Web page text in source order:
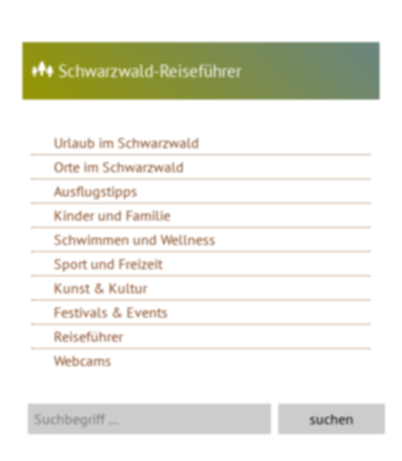
Schwarzwald-Reiseführer
Urlaub im Schwarzwald
Orte im Schwarzwald
Ausflugstipps
Kinder und Familie
Schwimmen und Wellness
Sport und Freizeit
Kunst & Kultur
Festivals & Events
Reiseführer
Webcams